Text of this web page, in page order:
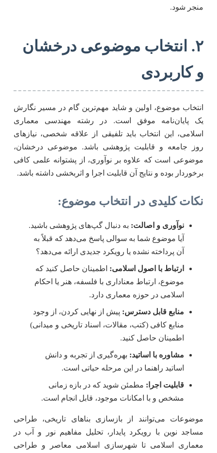
منجر شود.
۲. انتخاب موضوعی درخشان
و کاربردی
انتخاب موضوع، اولین و شاید مهم‌ترین گام در مسیر نگارش
یک پایان‌نامه موفق است. در رشته مهندسی معماری
اسلامی، این انتخاب باید تلفیقی از علاقه شخصی، نیازهای
روز جامعه و قابلیت پژوهشی باشد. موضوعی درخشان،
موضوعی است که علاوه بر نوآوری، از پشتوانه علمی کافی
برخوردار بوده و نتایج آن قابلیت اجرا و اثربخشی داشته باشد.
نکات کلیدی در انتخاب موضوع:
نوآوری و اصالت: به دنبال گپ‌های پژوهشی باشید.
آیا موضوع شما به سوالی پاسخ می‌دهد که قبلاً به
آن پرداخته نشده یا رویکرد جدیدی ارائه می‌دهد؟
ارتباط با اصول اسلامی: اطمینان حاصل کنید که
موضوع، ارتباط معناداری با فلسفه، هنر یا احکام
اسلامی در حوزه معماری دارد.
منابع قابل دسترس: پیش از نهایی کردن، از وجود
منابع کافی (کتب، مقالات، اسناد تاریخی و میدانی)
اطمینان حاصل کنید.
مشاوره با اساتید: بهره‌گیری از تجربه و دانش
اساتید راهنما در این مرحله حیاتی است.
قابلیت اجرا: مطمئن شوید که در بازه زمانی
مشخص و با امکانات موجود، قابل انجام است.
موضوعات می‌توانند از بازسازی بناهای تاریخی، طراحی
مساجد نوین با رویکرد پایدار، تحلیل مفاهیم نور و آب در
معماری اسلامی تا شهرسازی اسلامی معاصر و طراحی